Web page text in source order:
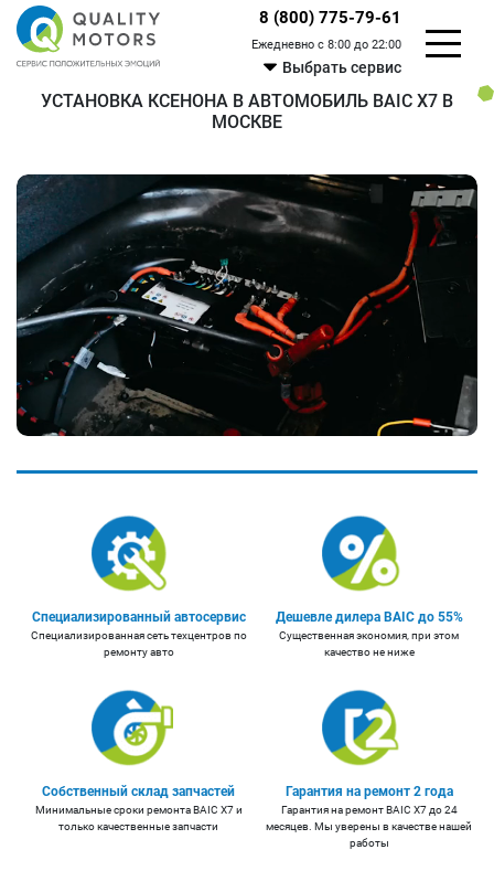
8 (800) 775-79-61
Ежедневно с 8:00 до 22:00
Выбрать сервис
УСТАНОВКА КСЕНОНА В АВТОМОБИЛЬ BAIC X7 В
МОСКВЕ
Специализированный автосервис
Специализированная сеть техцентров по
ремонту авто
Дешевле дилера BAIC до 55%
Существенная экономия, при этом
качество не ниже
Собственный склад запчастей
Минимальные сроки ремонта BAIC X7 и
только качественные запчасти
Гарантия на ремонт 2 года
Гарантия на ремонт BAIC X7 до 24
месяцев. Мы уверены в качестве нашей
работы